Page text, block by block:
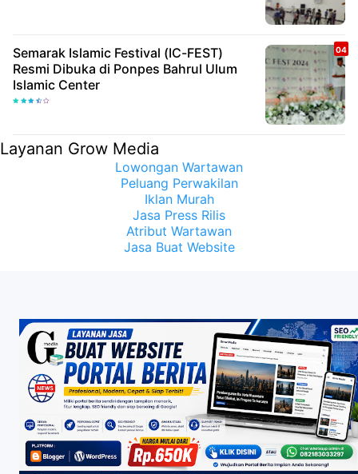
Semarak Islamic Festival (IC-FEST)
Resmi Dibuka di Ponpes Bahrul Ulum
Islamic Center
Layanan Grow Media
Lowongan Wartawan
Peluang Perwakilan
Iklan Murah
Jasa Press Rilis
Atribut Wartawan
Jasa Buat Website